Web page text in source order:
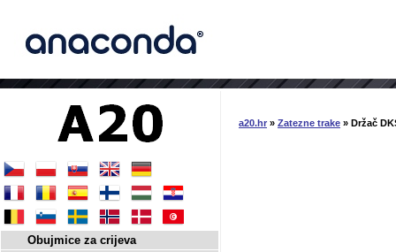
a20.hr » Zatezne trake » Držač
Obujmice za crijeva